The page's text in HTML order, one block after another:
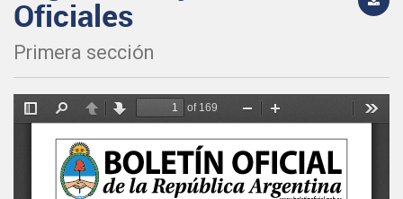
Oficiales
Primera sección